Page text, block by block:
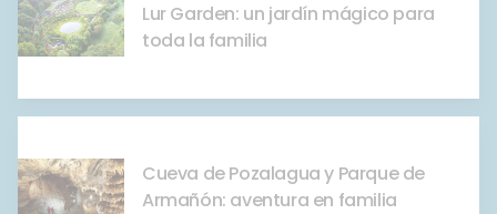
Lur Garden: un jardín mágico para
toda la familia
Cueva de Pozalagua y Parque de
Armañón: aventura en familia